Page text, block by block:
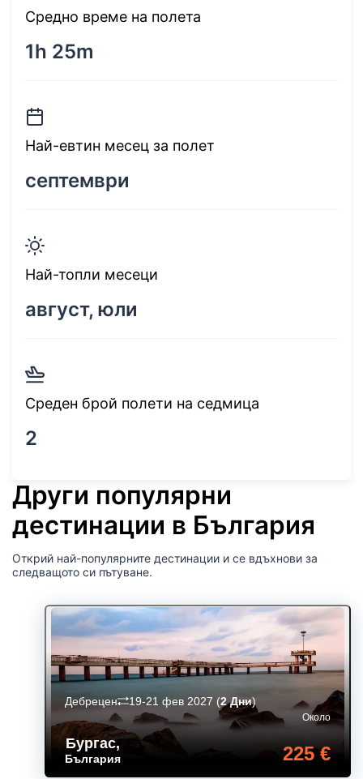
Средно време на полета
1h 25m
Най-евтин месец за полет
септември
Най-топли месеци
август, юли
Среден брой полети на седмица
2
Други популярни
дестинации в България
Открий най-популярните дестинации и се вдъхнови за
следващото си пътуване.
Бургас,
България
Около
225 €
Дебрецен 19-21 фев 2027 (2 Дни)